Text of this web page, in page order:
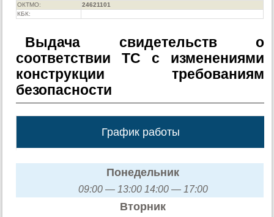
ОКТМО:
24621101
КБК:
Выдача свидетельств о
соответствии ТС с изменениями
конструкции требованиям
безопасности
График работы
Понедельник
09:00 — 13:00 14:00 — 17:00
Вторник